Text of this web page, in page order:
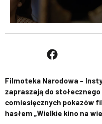
Filmoteka Narodowa –
zapraszają do
comiesięcznych pokazów
hasłem „Wielkie kino na